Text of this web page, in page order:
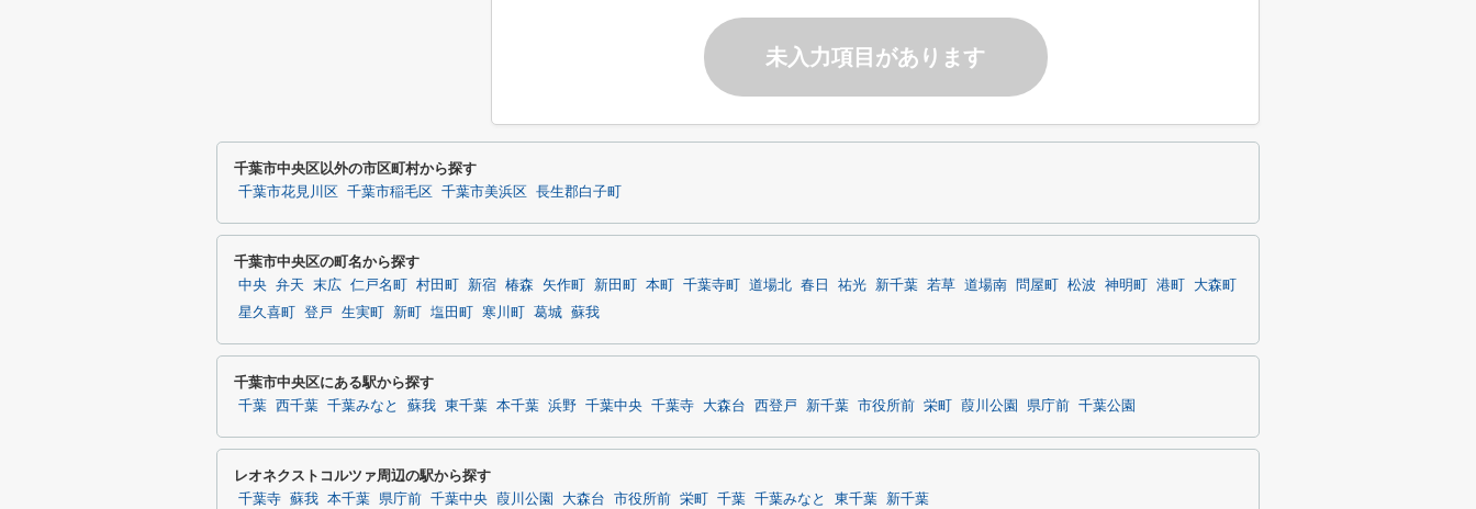
未入力項目があります
千葉市中央区以外の市区町村から探す
千葉市花見川区 千葉市稲毛区 千葉市美浜区 長生郡白子町
千葉市中央区の町名から探す
中央 弁天 末広 仁戸名町 村田町 新宿 椿森 矢作町 新田町 本町 千葉寺町 道場北 春日 祐光 新千葉 若草 道場南 問屋町 松波 神明町 港町
大森町
星久喜町
登戸 生実町 新町 塩田町 寒川町 葛城 蘇我
千葉市中央区にある駅から探す
千葉 西千葉 千葉みなと 蘇我 東千葉 本千葉 浜野 千葉中央 千葉寺 大森台 西登戸 新千葉 市役所前 栄町 葭川公園 県庁前 千葉公園
レオネクストコルツァ周辺の駅から探す
千葉寺 蘇我 本千葉 県庁前 千葉中央 葭川公園 大森台 市役所前 栄町 千葉 千葉みなと 東千葉 新千葉